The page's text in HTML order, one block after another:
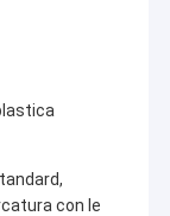
con le